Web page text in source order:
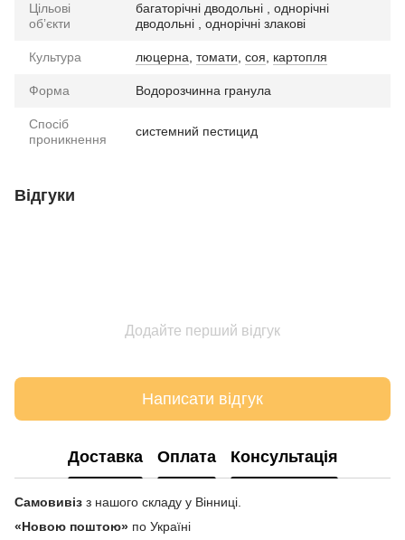
Цільові
обʼєкти
багаторічні дводольні , однорічні
дводольні , однорічні злакові
Культура люцерна, томати, соя, картопля
Форма Водорозчинна гранула
Спосіб
проникнення
системний пестицид
Відгуки
Додайте перший відгук
Написати відгук
Доставка Оплата Консультація
Самовивіз з нашого складу у Вінниці.
«Новою поштою» по Україні